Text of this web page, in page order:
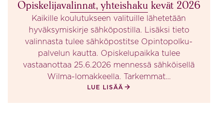
Opiskelijavalinnat, yhteishaku kevät 2026
Kaikille koulutukseen valituille lähetetään
hyväksymiskirje sähköpostilla. Lisäksi tieto
valinnasta tulee sähköpostitse Opintopolku-
palvelun kautta. Opiskelupaikka tulee
vastaanottaa 25.6.2026 mennessä sähköisellä
Wilma-lomakkeella. Tarkemmat…
LUE LISÄÄ